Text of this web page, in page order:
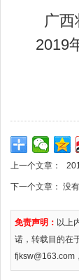
广西壮
2019年
上一个文章：
下一个文章： 没
免责声明： 以上
诺，转载目的在
fjksw@163.com